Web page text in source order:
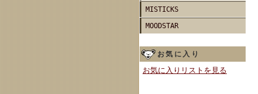
MISTICKS
MOODSTAR
お気に入り
お気に入りリストを見る